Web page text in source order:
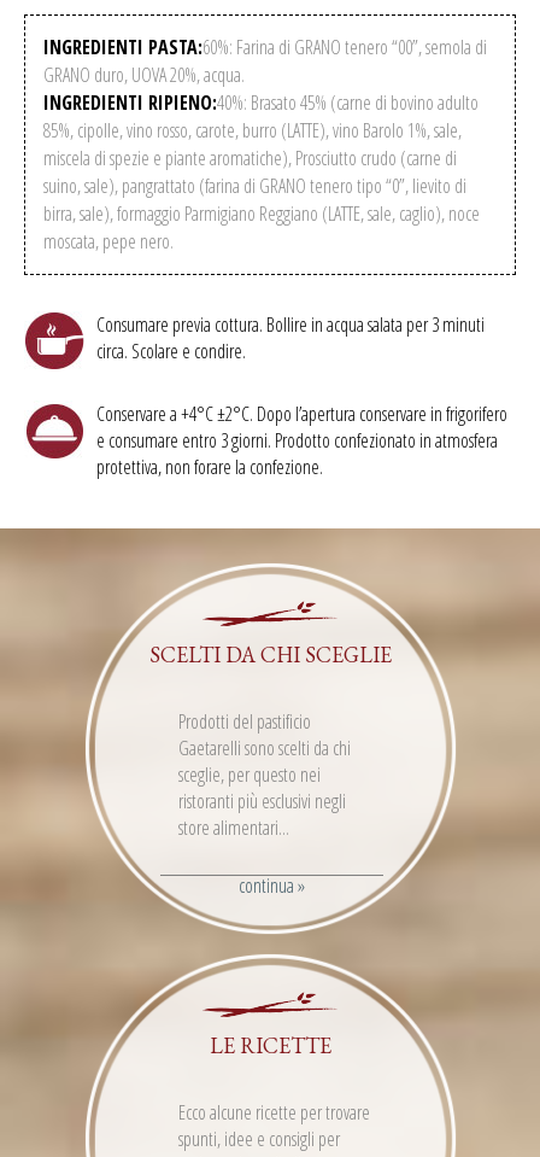
INGREDIENTI PASTA:60%: Farina di GRANO tenero “00”, semola di
GRANO duro, UOVA 20%, acqua.
INGREDIENTI RIPIENO:40%: Brasato 45% (carne di bovino adulto
85%, cipolle, vino rosso, carote, burro (LATTE), vino Barolo 1%, sale,
miscela di spezie e piante aromatiche), Prosciutto crudo (carne di
suino, sale), pangrattato (farina di GRANO tenero tipo “0”, lievito di
birra, sale), formaggio Parmigiano Reggiano (LATTE, sale, caglio), noce
moscata, pepe nero.
Consumare previa cottura. Bollire in acqua salata per 3 minuti
circa. Scolare e condire.
Conservare a +4°C ±2°C. Dopo l’apertura conservare in frigorifero
e consumare entro 3 giorni. Prodotto confezionato in atmosfera
protettiva, non forare la confezione.
SCELTI DA CHI SCEGLIE
Prodotti del pastificio
Gaetarelli sono scelti da chi
sceglie, per questo nei
ristoranti più esclusivi negli
store alimentari...
continua »
LE RICETTE
Ecco alcune ricette per trovare
spunti, idee e consigli per